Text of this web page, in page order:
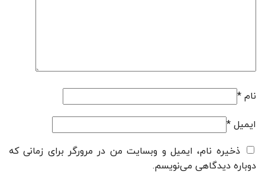
نام *
ایمیل *
ذخیره نام، ایمیل و وبسایت من در مرورگر برای زمانی که
دوباره دیدگاهی می‌نویسم.